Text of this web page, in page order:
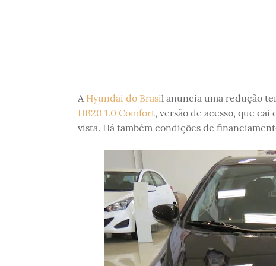
A Hyundai do Brasil anuncia uma redução
HB20 1.0 Comfort, versão de acesso, que cai
vista. Há também condições de